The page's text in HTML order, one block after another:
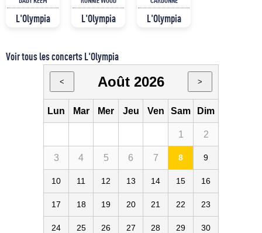
L'Olympia L'Olympia L'Olympia
Voir tous les concerts L'Olympia
< Août 2026 >
Lun Mar Mer Jeu Ven Sam Dim
1 2
3 4 5 6 7 8 9
10 11 12 13 14 15 16
17 18 19 20 21 22 23
24 25 26 27 28 29 30